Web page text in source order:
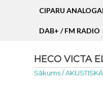
CIPARU
DAB+ / FM RADIO
HECO VICTA
Sākums/